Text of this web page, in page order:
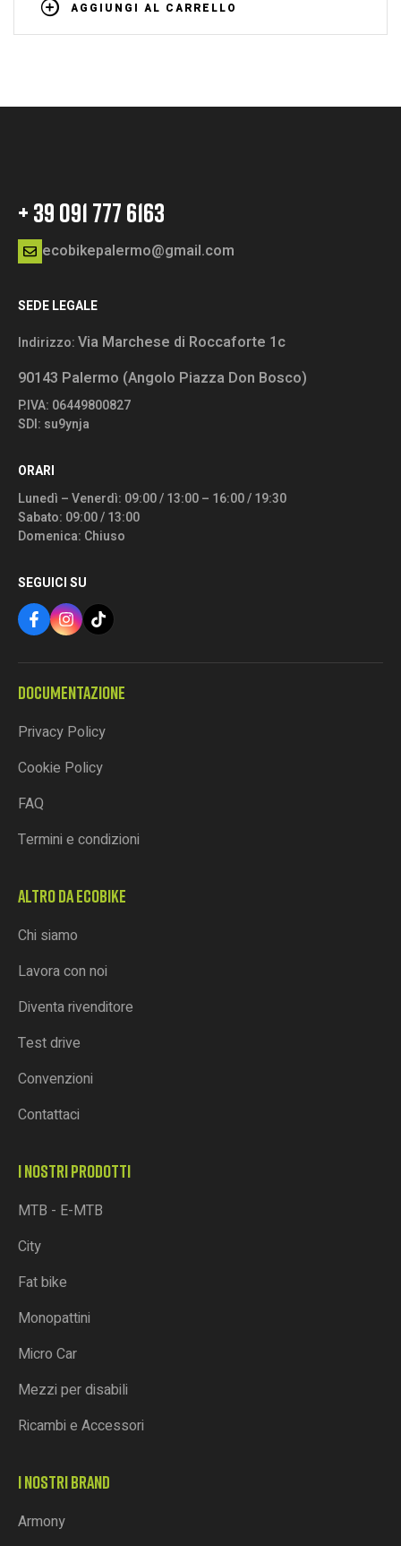
AGGIUNGI AL CARRELLO
+ 39 091 777 6163
ecobikepalermo@gmail.com
SEDE LEGALE
Indirizzo:Via Marchese di Roccaforte 1c
90143 Palermo (Angolo Piazza Don Bosco)
P.IVA: 06449800827
SDI: su9ynja
ORARI
Lunedì – Venerdì: 09:00 / 13:00 – 16:00 / 19:30
Sabato: 09:00 / 13:00
Domenica: Chiuso
SEGUICI SU
DOCUMENTAZIONE
Privacy Policy
Cookie Policy
FAQ
Termini e condizioni
ALTRO DA ECOBIKE
Chi siamo
Lavora con noi
Diventa rivenditore
Test drive
Convenzioni
Contattaci
I NOSTRI PRODOTTI
MTB - E-MTB
City
Fat bike
Monopattini
Micro Car
Mezzi per disabili
Ricambi e Accessori
I NOSTRI BRAND
Armony